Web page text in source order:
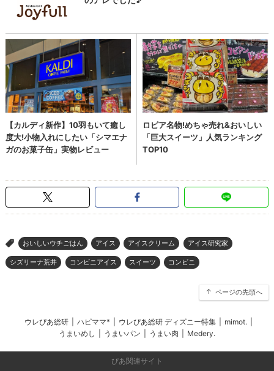
> おいしいウチごはん アイス アイスクリーム アイス研究家
シズリーナ荒井 コンビニアイス スイーツ コンビニ
ページの先頭へ
ウレぴあ総研 ハピママ* ウレぴあ総研 ディズニー特集 mimot.
うまいめし
うまいパン うまい肉 Medery.
ぴあ関連サイト